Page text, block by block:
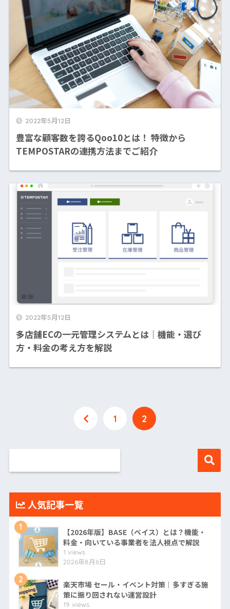
2022年5月12日
豊富な顧客数を誇るQoo10とは！ 特徴から
TEMPOSTARの連携方法までご紹介
2022年5月12日
多店舗ECの一元管理システムとは｜機能・選び
方・料金の考え方を解説
1 2
人気記事一覧
1
【2026年版】BASE（ベイス）とは？機能・
料金・向いている事業者を法人視点で解説
1 views
2026年8月6日
2
楽天市場 セール・イベント対策｜多すぎる施
策に振り回されない運営設計
19 views